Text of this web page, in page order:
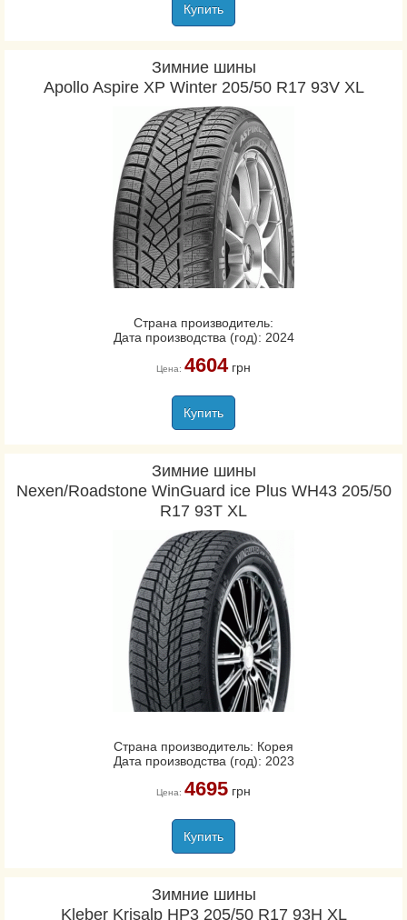
Купить
Зимние шины
Apollo Aspire XP Winter 205/50 R17 93V XL
Страна производитель:
Дата производства (год): 2024
Цена: 4604грн
Купить
Зимние шины
Nexen/Roadstone WinGuard ice Plus WH43 205/50
R17 93T XL
Страна производитель: Корея
Дата производства (год): 2023
Цена: 4695грн
Купить
Зимние шины
Kleber Krisalp HP3 205/50 R17 93H XL